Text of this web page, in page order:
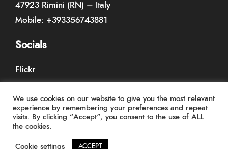
47923 Rimini (RN) – Italy
Mobile: +393356743881
Socials
Flickr
ESTETICA PORTFOLIOS
We use cookies on our website to give you the most relevant
experience by remembering your preferences and repeat
visits. By clicking “Accept”, you consent to the use of ALL
the cookies.
Cookie settings ACCEPT